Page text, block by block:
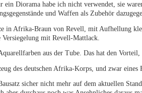
ein Diorama habe ich nicht verwendet, sie
und Waffen als Zubehör
in Afrika-Braun von Revell, mit Aufhellung
mit Revell-Mattlack.
aus der Tube. Das hat den Vorteil,
des deutschen Afrika-Korps, und zwar
sicher nicht mehr auf dem aktuellen